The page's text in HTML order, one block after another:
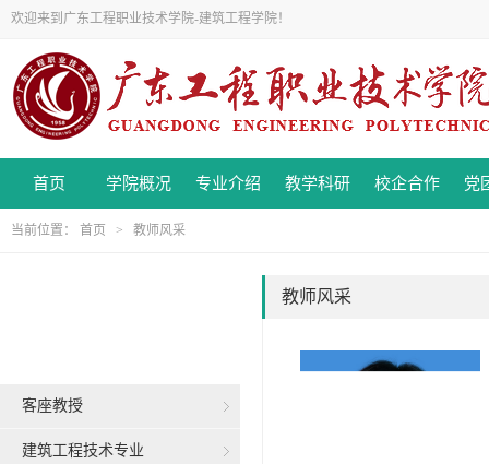
欢迎来到广东工程职业技术学院-建筑工程学院！
首页 学院概况 专业介绍 教学科研 校企合作 党
当前位置： 首页 > 教师风采
客座教授
建筑工程技术专业
教师风采